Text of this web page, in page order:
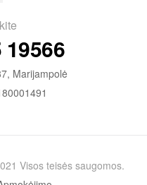
19566
Marijampolė
Visos teisės saugomos.